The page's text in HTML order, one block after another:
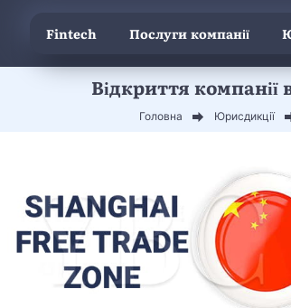
Fintech Послуги компанії
Відкриття компанії
Головна Юрисдикції